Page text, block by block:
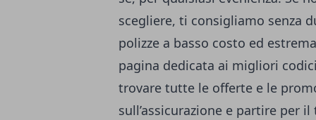
scegliere, ti consigliamo senza
polizze a basso costo ed
pagina dedicata ai migliori
trovare tutte le offerte e le
sull’assicurazione e partire per